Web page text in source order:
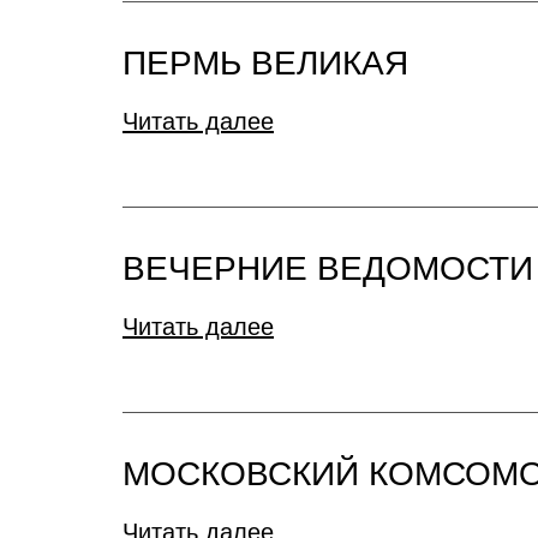
ПЕРМЬ ВЕЛИКАЯ
Читать далее
ВЕЧЕРНИЕ ВЕДОМОСТИ
Читать далее
МОСКОВСКИЙ
Читать далее